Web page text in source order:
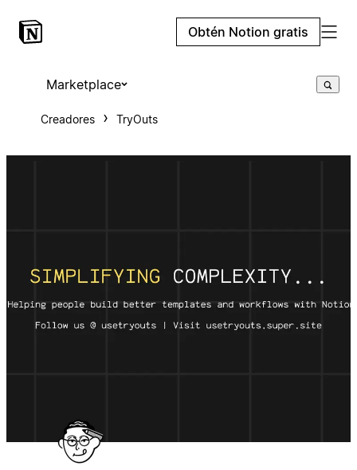
Obtén Notion gratis
Marketplace
Creadores TryOuts